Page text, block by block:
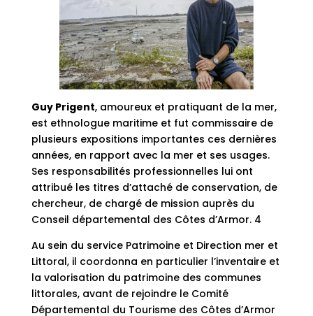
Guy Prigent, amoureux et pratiquant de la mer,
est ethnologue maritime et fut commissaire de
plusieurs expositions importantes ces dernières
années, en rapport avec la mer et ses usages.
Ses responsabilités professionnelles lui ont
attribué les titres d’attaché de conservation, de
chercheur, de chargé de mission auprès du
Conseil départemental des Côtes d’Armor. 4
Au sein du service Patrimoine et Direction mer et
Littoral, il coordonna en particulier l’inventaire et
la valorisation du patrimoine des communes
littorales, avant de rejoindre le Comité
Départemental du Tourisme des Côtes d’Armor